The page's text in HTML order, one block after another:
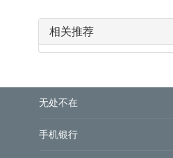
相关推荐
无处不在
手机银行